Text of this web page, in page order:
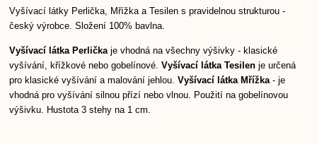
Vyšívací látky Perlička, Mřížka a Tesilen s pravidelnou strukturou -
český výrobce. Složení 100% bavlna.
Vyšívací látka Perlička je vhodná na všechny výšivky - klasické
vyšívání, křížkové nebo gobelínové.Vyšívací látka Tesilen je určená
pro klasické vyšívání a malování jehlou.Vyšívací látka Mřížka - je
vhodná pro vyšívání silnou přízí nebo vlnou. Použití na gobelínovou
výšivku. Hustota 3 stehy na 1 cm.